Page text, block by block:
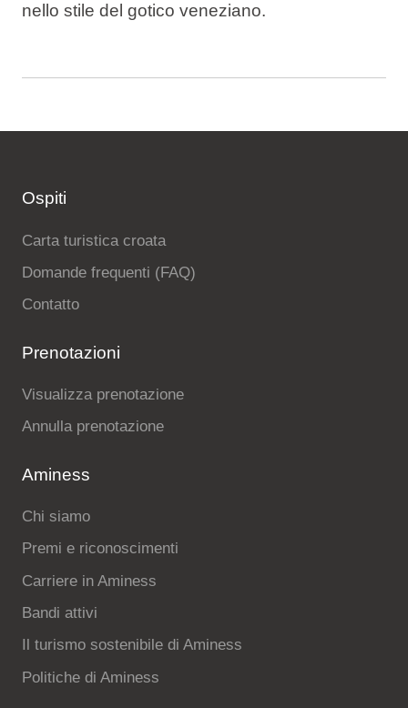
nello stile del gotico veneziano.
Ospiti
Carta turistica croata
Domande frequenti (FAQ)
Contatto
Prenotazioni
Visualizza prenotazione
Annulla prenotazione
Aminess
Chi siamo
Premi e riconoscimenti
Carriere in Aminess
Bandi attivi
Il turismo sostenibile di Aminess
Politiche di Aminess